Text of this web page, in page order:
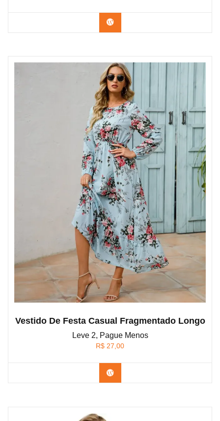
Confira na Shopee
Vestido De Festa Casual Fragmentado Longo
Leve 2, Pague Menos
R$ 27,00
Confira na Shopee